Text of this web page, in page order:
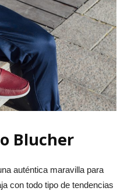
Blucher
auténtica maravilla para
con todo tipo de tendencias